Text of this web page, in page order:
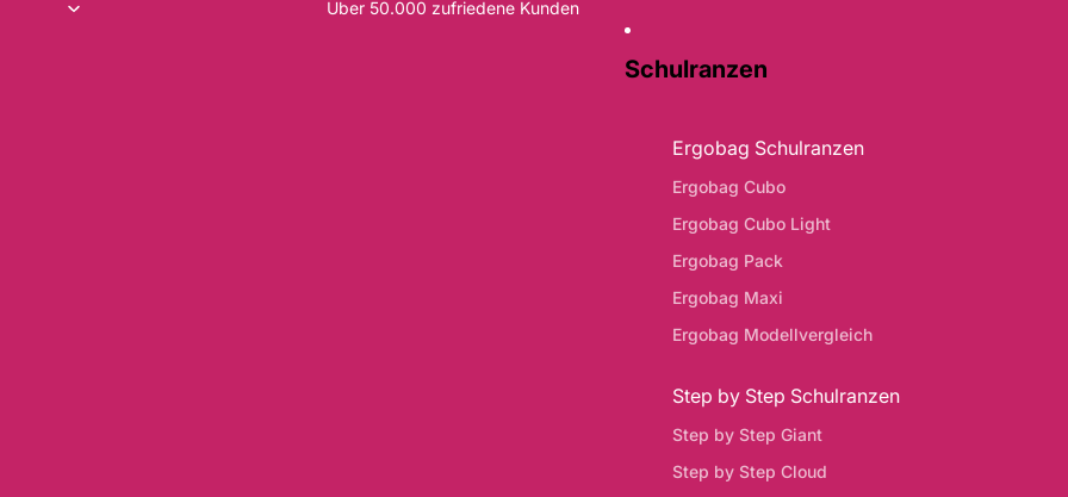
Über 50.000 zufriedene Kunden
Schulranzen
Ergobag Schulranzen
Ergobag Cubo
Ergobag Cubo Light
Ergobag Pack
Ergobag Maxi
Ergobag Modellvergleich
Step by Step Schulranzen
Step by Step Giant
Step by Step Cloud